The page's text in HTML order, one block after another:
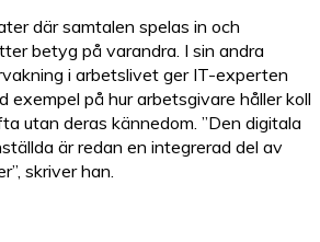
där samtalen spelas in och
betyg på varandra. I sin andra
i arbetslivet ger IT-experten
exempel på hur arbetsgivare håller koll
utan deras kännedom. ”Den digitala
är redan en integrerad del av
skriver han.